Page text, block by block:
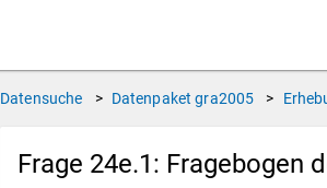
Datensuche > Datenpaket gra2005 >
Frage 24e.1: Fragebogen